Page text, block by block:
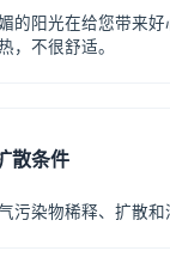
的阳光在给您带来好
，不很舒适。
散条件
污染物稀释、扩散和